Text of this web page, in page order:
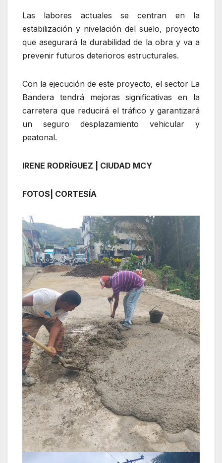
Las labores actuales se centran en la
estabilización y nivelación del suelo, proyecto
que asegurará la durabilidad de la obra y va a
prevenir futuros deterioros estructurales.
Con la ejecución de este proyecto, el sector La
Bandera tendrá mejoras significativas en la
carretera que reducirá el tráfico y garantizará
un seguro desplazamiento vehicular y
peatonal.
IRENE RODRÍGUEZ | CIUDAD MCY
FOTOS| CORTESÍA